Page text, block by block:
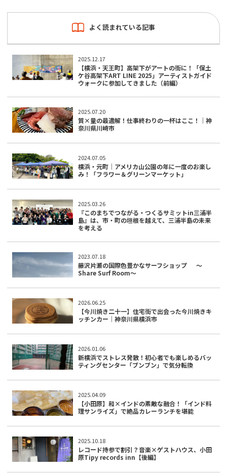
よく読まれている記事
2025.12.17
【横浜・天王町】高架下がアートの街に！「保土
ケ谷高架下ART LINE 2025」アーティストガイド
ウォークに参加してきました（前編）
2025.07.20
質×量の最適解！仕事終わりの一杯はここ！｜神
奈川県川崎市
2024.07.05
横浜・元町｜アメリカ山公園の年に一度のお楽し
み！「フラワー＆グリーンマーケット」
2025.03.26
『このまちでつながる・つくるサミットin三浦半
島』は、市・町の垣根を越えて、三浦半島の未来
を考える
2023.07.18
藤沢片瀬の国際色豊かなサーフショップ 〜
Share Surf Room〜
2026.06.25
【今川焼き二十一】住宅街で出会った今川焼きキ
ッチンカー｜神奈川県横浜市
2026.01.06
新横浜でストレス発散！初心者でも楽しめるバッ
ティングセンター「ブンブン」で気分転換
2025.04.09
【小田原】和×インドの素敵な融合！「インド料
理サンライズ」で絶品カレーランチを堪能
2025.10.18
レコード持参で割引？音楽×ゲストハウス、小田
原Tipy records inn【後編】